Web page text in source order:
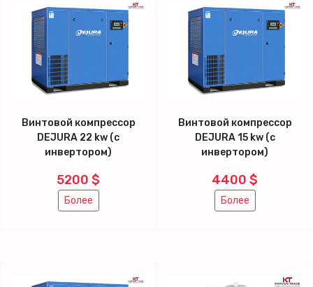
Винтовой компрессор
DEJURA 22 kw (с
инвертором)
5200 $
Более
Винтовой компрессор
DEJURA 15 kw (с
инвертором)
4400 $
Более